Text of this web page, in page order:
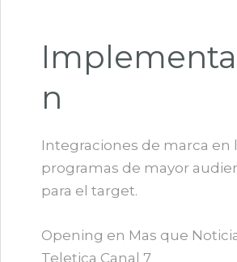
n
Integraciones de marca en
programas de mayor
para el target.
Opening en Mas que
Teletica Canal 7